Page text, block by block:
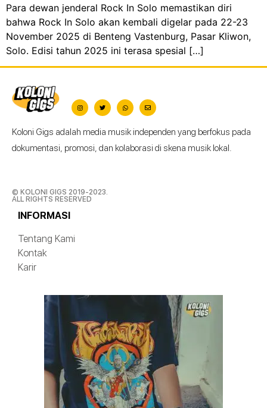
Para dewan jenderal Rock In Solo memastikan diri
bahwa Rock In Solo akan kembali digelar pada 22-23
November 2025 di Benteng Vastenburg, Pasar Kliwon,
Solo. Edisi tahun 2025 ini terasa spesial […]
Koloni Gigs adalah media musik independen yang berfokus pada
dokumentasi, promosi, dan kolaborasi di skena musik lokal.
© KOLONI GIGS 2019-2023.
ALL RIGHTS RESERVED
INFORMASI
Tentang Kami
Kontak
Karir